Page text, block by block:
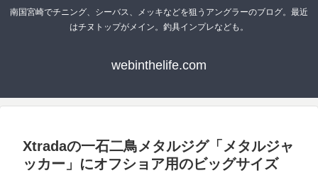
南国宮崎でチニング、シーバス、メッキなどを狙うアングラーのブログ。最近
はチヌトップがメイン。釣具インプレなども。
webinthelife.com
Xtradaの一石二鳥メタルジグ「メタルジャ
ッカー」にオフショア用のビッグサイズ